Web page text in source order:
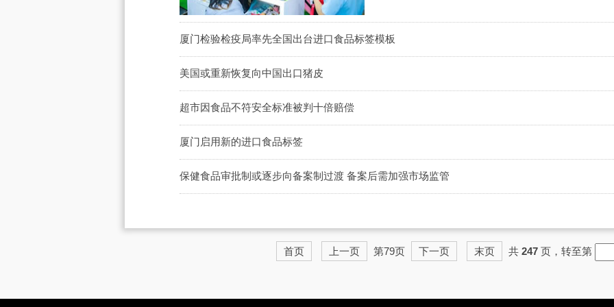
厦门检验检疫局率先全国出台进口食品标签模板
美国或重新恢复向中国出口猪皮
超市因食品不符安全标准被判十倍赔偿
厦门启用新的进口食品标签
保健食品审批制或逐步向备案制过渡 备案后需加强市场监管
首页 上一页 第79页 下一页 末页 共 247页，转至第